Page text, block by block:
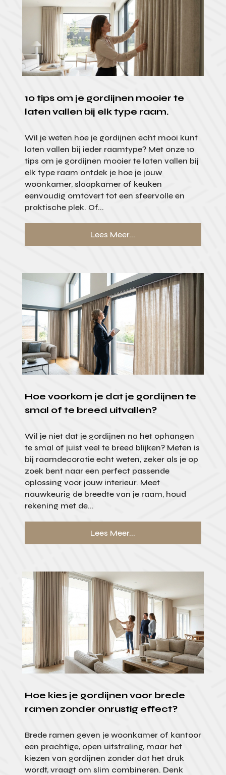
10 tips om je gordijnen mooier te
laten vallen bij elk type raam.
Wil je weten hoe je gordijnen echt mooi kunt
laten vallen bij ieder raamtype? Met onze 10
tips om je gordijnen mooier te laten vallen bij
elk type raam ontdek je hoe je jouw
woonkamer, slaapkamer of keuken
eenvoudig omtovert tot een sfeervolle en
praktische plek. Of...
Lees Meer...
Hoe voorkom je dat je gordijnen te
smal of te breed uitvallen?
Wil je niet dat je gordijnen na het ophangen
te smal of juist veel te breed blijken? Meten is
bij raamdecoratie echt weten, zeker als je op
zoek bent naar een perfect passende
oplossing voor jouw interieur. Meet
nauwkeurig de breedte van je raam, houd
rekening met de...
Lees Meer...
Hoe kies je gordijnen voor brede
ramen zonder onrustig effect?
Brede ramen geven je woonkamer of kantoor
een prachtige, open uitstraling, maar het
kiezen van gordijnen zonder dat het druk
wordt, vraagt om slim combineren. Denk